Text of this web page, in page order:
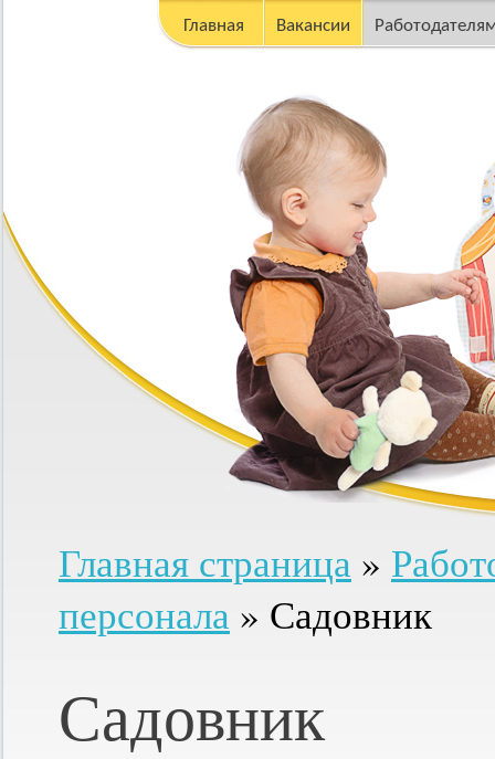
Главная Вакансии
Главная страница »
персонала » Садовник
Садовник